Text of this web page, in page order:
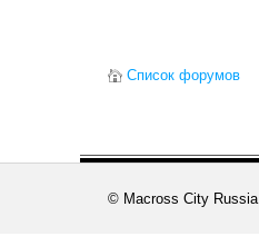
Список форумов
© Macross City Russia